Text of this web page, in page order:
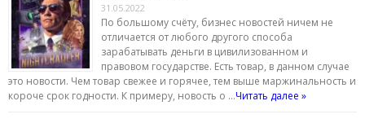
31.05.2022
По большому счёту, бизнес новостей ничем не
отличается от любого другого способа
зарабатывать деньги в цивилизованном и
правовом государстве. Есть товар, в данном случае
это новости. Чем товар свежее и горячее, тем выше маржинальность и
короче срок годности. К примеру, новость о …Читать далее »